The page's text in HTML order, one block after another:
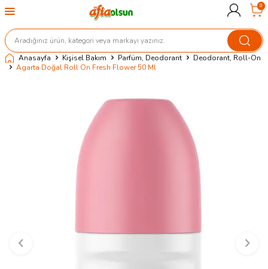
0
Anasayfa Kişisel Bakım Parfüm, Deodorant
Deodorant, Roll-On
Agarta Doğal Roll On Fresh Flower 50 Ml